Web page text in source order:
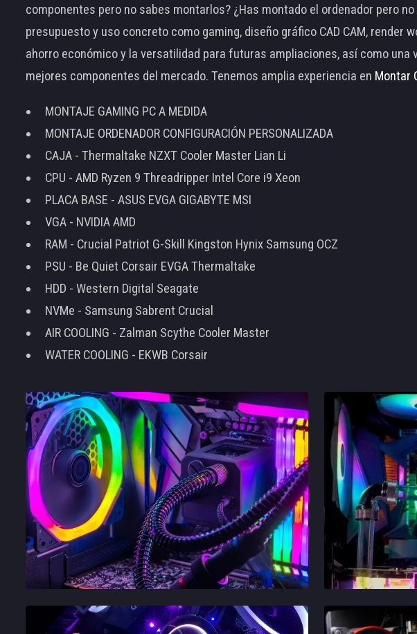
componentes pero no sabes montarlos? ¿Has montado el ordenador pero
presupuesto y uso concreto como gaming, diseño gráfico CAD CAM,
ahorro económico y la versatilidad para futuras ampliaciones, así como
mejores componentes del mercado. Tenemos amplia experiencia en Montar
MONTAJE GAMING PC A MEDIDA
MONTAJE ORDENADOR CONFIGURACIÓN PERSONALIZADA
CAJA - Thermaltake NZXT Cooler Master Lian Li
CPU - AMD Ryzen 9 Threadripper Intel Core i9 Xeon
PLACA BASE - ASUS EVGA GIGABYTE MSI
VGA - NVIDIA AMD
RAM - Crucial Patriot G-Skill Kingston Hynix Samsung OCZ
PSU - Be Quiet Corsair EVGA Thermaltake
HDD - Western Digital Seagate
NVMe - Samsung Sabrent Crucial
AIR COOLING - Zalman Scythe Cooler Master
WATER COOLING - EKWB Corsair